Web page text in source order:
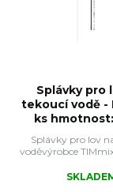
Splávky pro
tekoucí vodě -
ks
Splávky pro lov
voděvýrobce